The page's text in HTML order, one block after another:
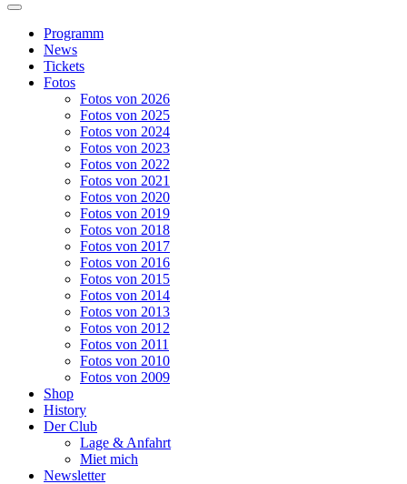
Programm
News
Tickets
Fotos
Fotos von 2026
Fotos von 2025
Fotos von 2024
Fotos von 2023
Fotos von 2022
Fotos von 2021
Fotos von 2020
Fotos von 2019
Fotos von 2018
Fotos von 2017
Fotos von 2016
Fotos von 2015
Fotos von 2014
Fotos von 2013
Fotos von 2012
Fotos von 2011
Fotos von 2010
Fotos von 2009
Shop
History
Der Club
Lage & Anfahrt
Miet mich
Newsletter